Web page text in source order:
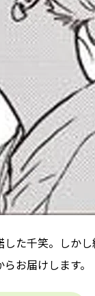
した千笑。しか
お届けします。